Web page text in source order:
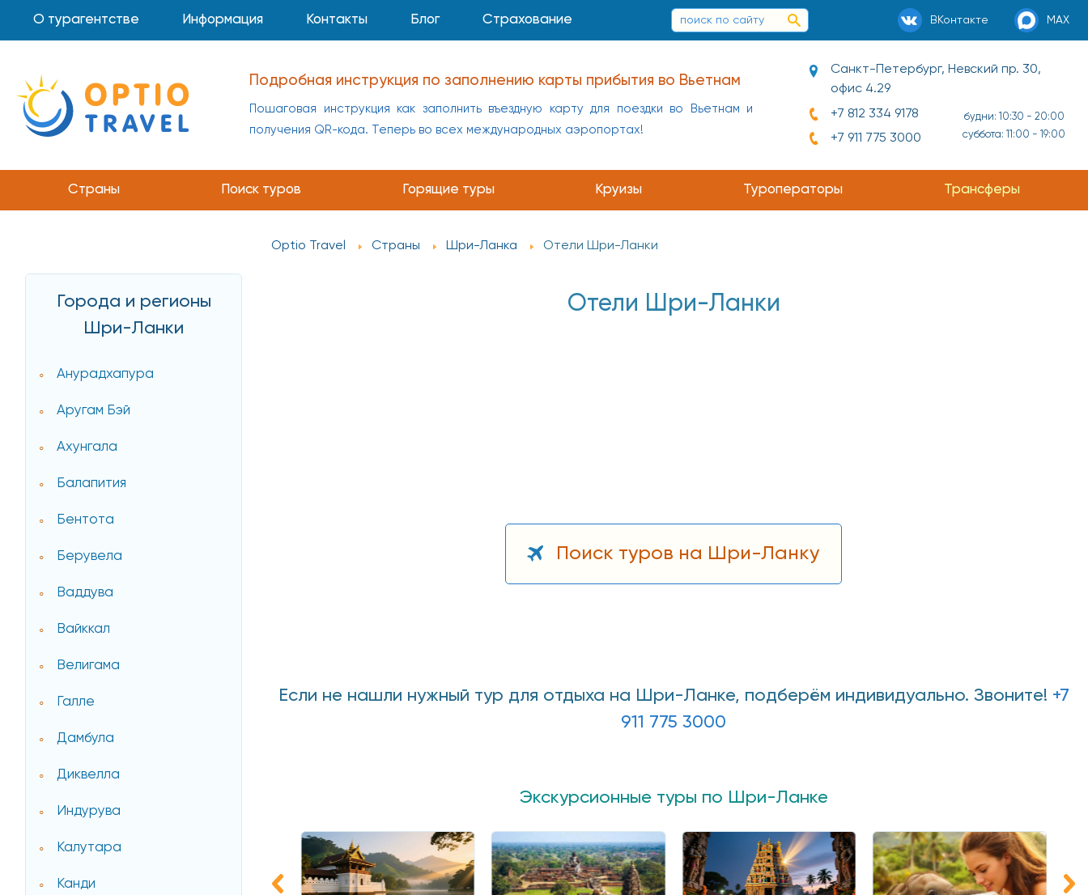
О турагентстве Информация Контакты Блог Страхование ВКонтакте MAX
Подробная инструкция по заполнению карты прибытия во Вьетнам
Пошаговая инструкция как заполнить въездную карту для поездки во Вьетнам и
получения QR-кода. Теперь во всех международных аэропортах!
Санкт-Петербург, Невский пр. 30,
офис 4.29
+7 812 334 9178
+7 911 775 3000
будни: 10:30 - 20:00
суббота: 11:00 - 19:00
Страны Поиск туров Горящие туры Круизы Туроператоры Трансферы
Города и регионы
Шри-Ланки
Анурадхапура
Аругам Бэй
Ахунгала
Балапития
Бентота
Берувела
Ваддува
Вайккал
Велигама
Галле
Дамбула
Диквелла
Индурува
Калутара
Канди
Optio Travel Страны Шри-Ланка Отели Шри-Ланки
Отели Шри-Ланки
Поиск туров на Шри-Ланку
Если не нашли нужный тур для отдыха на Шри-Ланке, подберём индивидуально. Звоните! +7
911 775 3000
Экскурсионные туры по Шри-Ланке